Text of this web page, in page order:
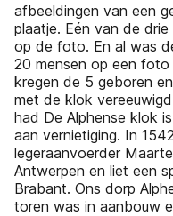
afbeeldingen van een
plaatje. Eén van de
op de foto. En al was
20 mensen op een
kregen de 5 geboren
met de klok
had De Alphense klok
aan vernietiging. In
legeraanvoerder
Antwerpen en liet een
Brabant. Ons dorp
toren was in aanbouw